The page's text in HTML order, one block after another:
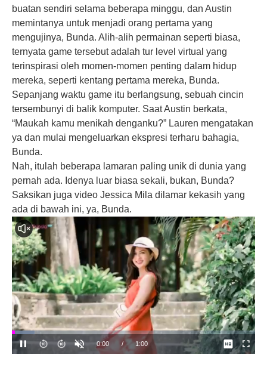
buatan sendiri selama beberapa minggu, dan Austin
memintanya untuk menjadi orang pertama yang
mengujinya, Bunda. Alih-alih permainan seperti biasa,
ternyata game tersebut adalah tur level virtual yang
terinspirasi oleh momen-momen penting dalam hidup
mereka, seperti kentang pertama mereka, Bunda.
Sepanjang waktu game itu berlangsung, sebuah cincin
tersembunyi di balik komputer. Saat Austin berkata,
“Maukah kamu menikah denganku?” Lauren mengatakan
ya dan mulai mengeluarkan ekspresi terharu bahagia,
Bunda.
Nah, itulah beberapa lamaran paling unik di dunia yang
pernah ada. Idenya luar biasa sekali, bukan, Bunda?
Saksikan juga video Jessica Mila dilamar kekasih yang
ada di bawah ini, ya, Bunda.